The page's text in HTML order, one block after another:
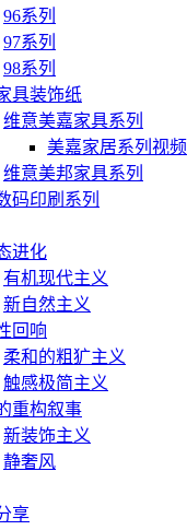
96系列
97系列
98系列
具装饰纸
维意美嘉家具系列
美嘉家居系列视频
维意美邦家具系列
码印刷系列
进化
有机现代主义
新自然主义
回响
柔和的粗犷主义
触感极简主义
重构叙事
新装饰主义
静奢风
享